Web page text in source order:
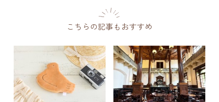
こちらの記事もおすすめ